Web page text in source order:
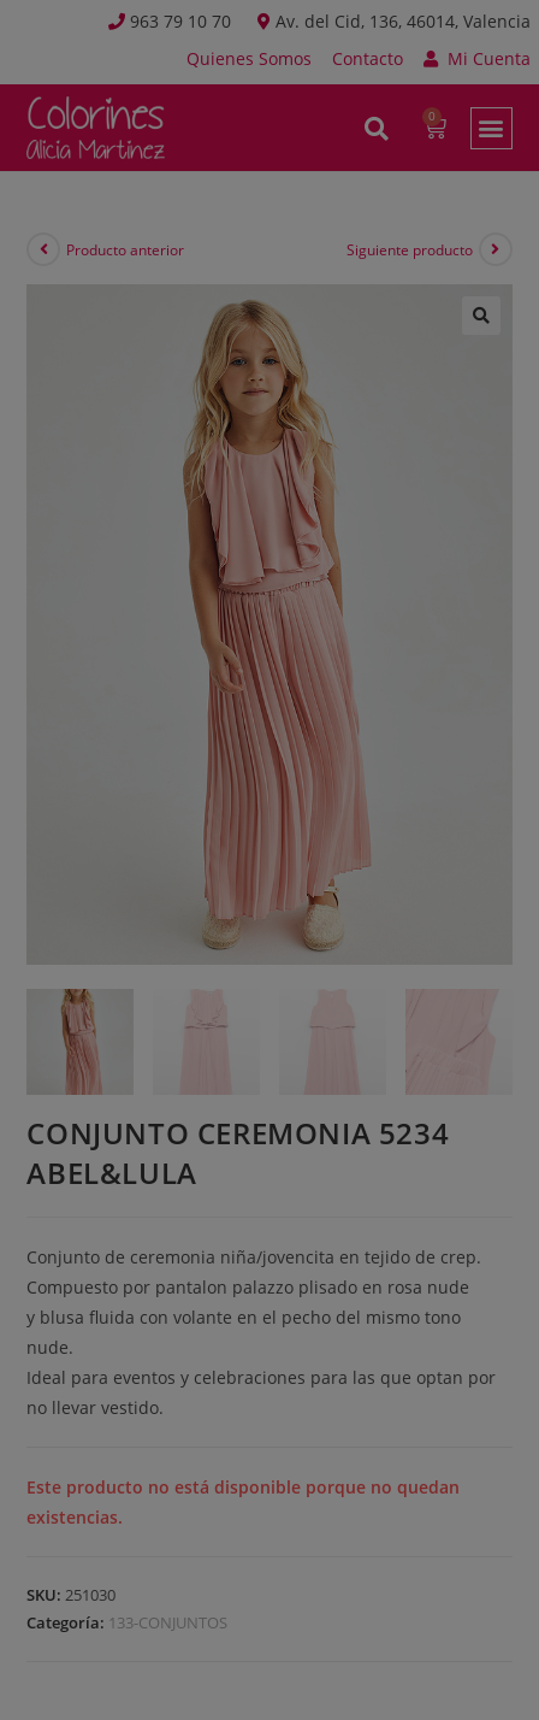
963 79 10 70
Av. del Cid, 136, 46014, Valencia
Quienes Somos
Contacto Mi Cuenta
Producto anterior Siguiente producto
CONJUNTO CEREMONIA 5234
ABEL&LULA
Conjunto de ceremonia niña/jovencita en tejido de crep.
Compuesto por pantalon palazzo plisado en rosa nude
y blusa fluida con volante en el pecho del mismo tono
nude.
Ideal para eventos y celebraciones para las que optan por
no llevar vestido.
Este producto no está disponible porque no quedan
existencias.
SKU:251030
Categoría: 133-CONJUNTOS